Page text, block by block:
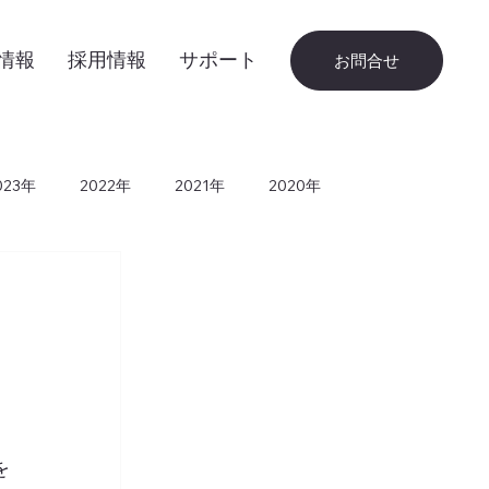
お問合せ
報 採用情報 サポート
年 2022年 2021年 2020年
年